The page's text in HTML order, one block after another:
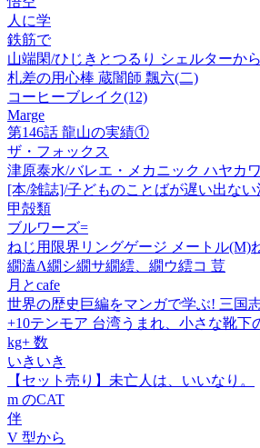
人に学
鉄筋で
山端閑/ひじきとつるり シェルターか
札差の用心棒 蔵闇師 飄六(二)
コーヒーブレイク(12)
Marge
第146話 龍山の実績①
ザ・フォックス
津原泰水/バレエ・メカニック ハヤカ
[本/雑誌]/子どものことばが遅い出な
甲殻類
ブルワーズ=
ねじ用限界リングゲージ メートル(M)
繝溘Λ繝シ繝サ繝繧、繝ウ繧コ 荳
月とcafe
世界の歴史巨編をマンガで学ぶ! 三国
+10テンモア 台湾うまれ、小さな靴下
kg+ 数
いきいき
【セット売り】未亡人は、いいなり。
m のCAT
伴
V 型から